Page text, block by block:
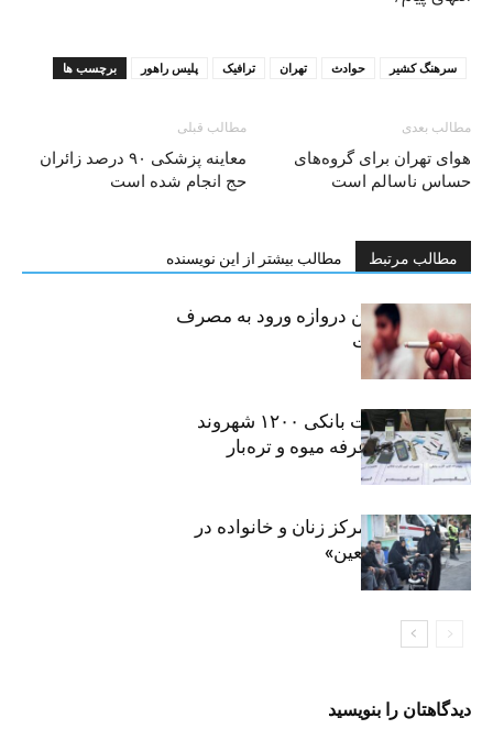
برچسب ها پلیس راهور ترافیک تهران حوادث سرهنگ کشیر
مطالب قبلی
معاینه پزشکی ۹۰ درصد زائران
حج انجام شده است
مطالب بعدی
هوای تهران برای گروه‌های
حساس ناسالم است
مطالب مرتبط مطالب بیشتر از این نویسنده
سیگار، مهمترین دروازه ورود به مصرف
موادمخدر است
افشای اطلاعات بانکی ۱۲۰۰ شهروند
تهرانی در یک غرفه میوه و تره‌بار
روایت حضور مرکز زنان و خانواده در
«جاماندگان اربعین»
دیدگاهتان را بنویسید